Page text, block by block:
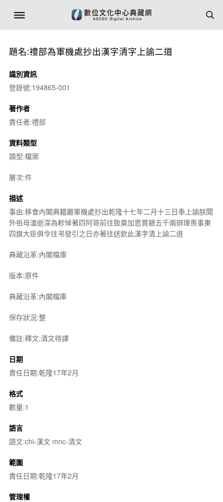
題名:禮部為軍機處抄出漢字清字上諭二道
識別資訊
登錄號:194865-001
著作者
責任者:禮部
資料類型
類型:檔案
層次:件
描述
事由:移會內閣典籍廳軍機處抄出乾隆十七年二月十三日奉上諭朕聞
外祖母溘逝深為軫悼著四阿哥前往致奠加恩賞銀五千兩辦理喪事東
四旗大臣俱令往弔發引之日亦著往送欽此漢字清上諭二道
典藏沿革:內閣檔庫
版本:原件
典藏沿革:內閣檔庫
保存狀況:整
備註:釋文:清文待譯
日期
責任日期:乾隆17年2月
格式
數量:1
語言
語文:chi-漢文 mnc-清文
範圍
責任日期:乾隆17年2月
管理權